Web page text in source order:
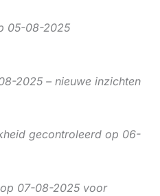
05-08-2025
2025 – nieuwe inzichten
gecontroleerd op 06-
07-08-2025 voor